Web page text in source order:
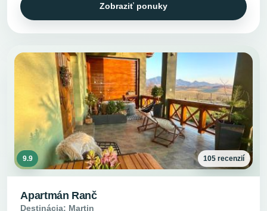
Zobraziť ponuky
9.9 105 recenzií
Apartmán Ranč
Destinácia: Martin